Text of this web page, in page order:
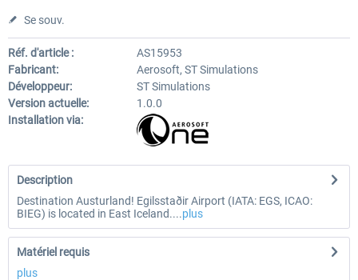
Se souv.
Réf. d'article :
AS15953
Fabricant:
Aerosoft, ST Simulations
Développeur:
ST Simulations
Version actuelle:
1.0.0
Installation via:
Description
Destination Austurland! Egilsstaðir Airport (IATA: EGS, ICAO:
BIEG) is located in East Iceland....plus
Matériel requis
plus